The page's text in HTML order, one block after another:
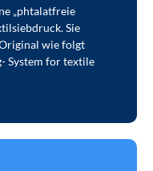
„phtalatfreie
Sie
wie folgt
System for textile